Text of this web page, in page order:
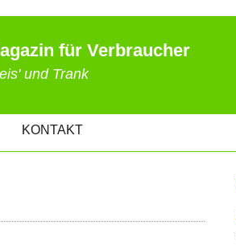
für Verbraucher
und Trank
KONTAKT